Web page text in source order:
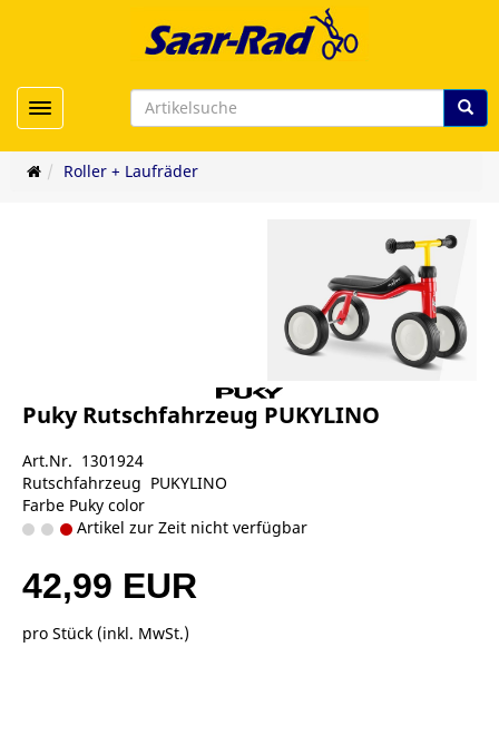
Toggle navigation
Roller + Laufräder
Puky Rutschfahrzeug PUKYLINO
Art.Nr. 1301924
Rutschfahrzeug PUKYLINO
Farbe Puky color
Artikel zur Zeit nicht verfügbar
42,99 EUR
pro Stück (inkl. MwSt.)